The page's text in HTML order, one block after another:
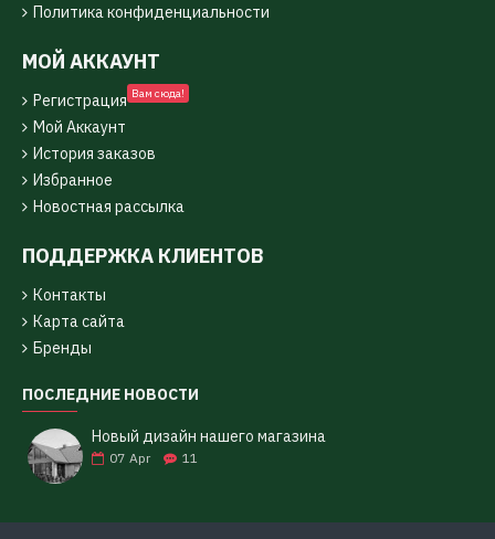
Политика конфиденциальности
МОЙ АККАУНТ
Регистрация Вам сюда!
Мой Аккаунт
История заказов
Избранное
Новостная рассылка
ПОДДЕРЖКА КЛИЕНТОВ
Контакты
Карта сайта
Бренды
ПОСЛЕДНИЕ НОВОСТИ
Новый дизайн нашего магазина
07 Apr 11